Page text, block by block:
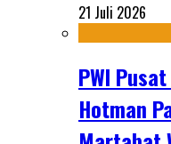
21 Juli 2026
PWI
Hotman